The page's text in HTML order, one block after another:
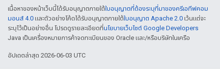
เนื้อหาของหน้าเว็บนี้ได้รับอนุญาตภายใต้ใบอนุญาตที่ต้องระบุที่มาของครีเอทีฟคอม
มอนส์ 4.0 และตัวอย่างโค้ดได้รับอนุญาตภายใต้ใบอนุญาต Apache 2.0 เว้นแต่จะ
ระบุไว้เป็นอย่างอื่น โปรดดูรายละเอียดที่นโยบายเว็บไซต์ Google Developers
Java เป็นเครื่องหมายการค้าจดทะเบียนของ Oracle และ/หรือบริษัทในเครือ
อัปเดตล่าสุด 2026-06-03 UTC